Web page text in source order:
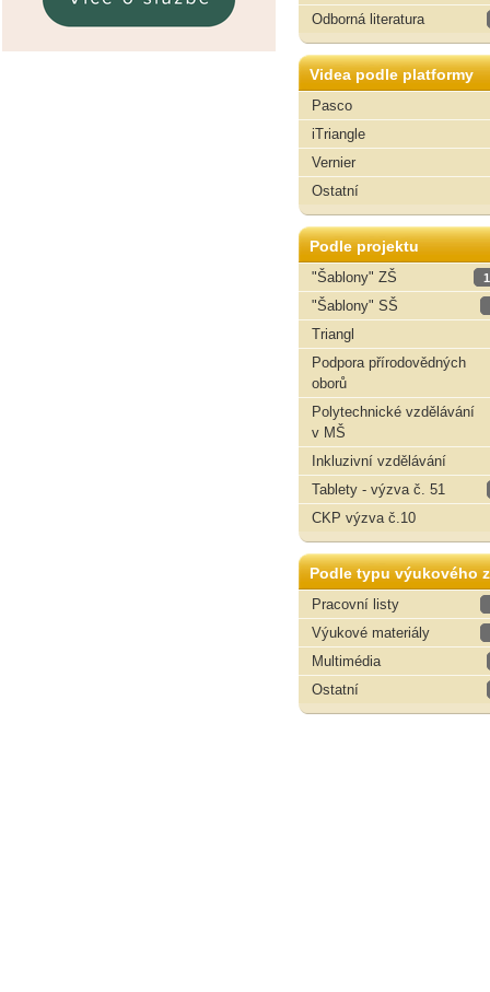
Odborná literatura
Videa podle platformy
Pasco
iTriangle
Vernier
Ostatní
Podle projektu
"Šablony" ZŠ
"Šablony" SŠ
Triangl
Podpora přírodovědných
oborů
Polytechnické vzdělávání
v MŠ
Inkluzivní vzdělávání
Tablety - výzva č. 51
CKP výzva č.10
Podle typu výukového
Pracovní listy
Výukové materiály
Multimédia
Ostatní